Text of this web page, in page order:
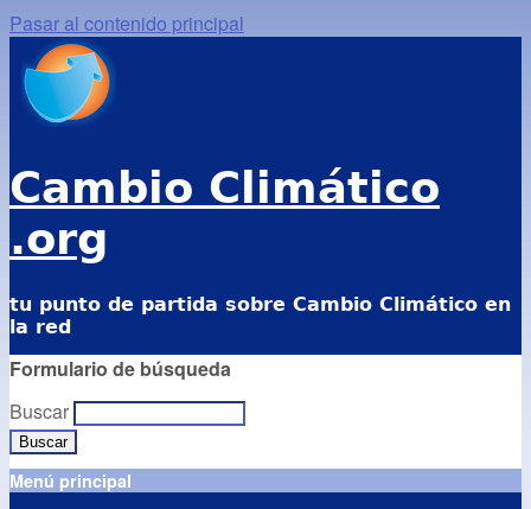
Pasar al contenido principal
Cambio Climático
.org
tu punto de partida sobre Cambio Climático en
la red
Formulario de búsqueda
Buscar
Menú principal